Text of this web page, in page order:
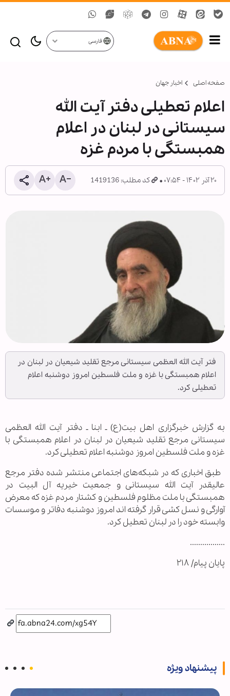
فارسی
صفحه اصلی اخبار جهان
اعلام تعطیلی دفتر آیت الله
سیستانی در لبنان در اعلام
همبستگی با مردم غزه
۲۰ آذر ۱۴۰۲ - ۰۷:۵۴ کد مطلب: 1419136
فتر آیت الله العظمی سیستانی مرجع تقلید شیعیان در لبنان در
اعلام همبستگی با غزه و ملت فلسطین امروز دوشنبه اعلام
تعطیلی کرد.
به گزارش خبرگزاری اهل بیت(ع) ـ ابنا ـ دفتر آیت الله العظمی
سیستانی مرجع تقلید شیعیان در لبنان در اعلام همبستگی با
غزه و ملت فلسطین امروز دوشنبه اعلام تعطیلی کرد.
طبق اخباری که در شبکه‌های اجتماعی منتشر شده دفتر مرجع
عالیقدر آیت الله سیستانی و جمعیت خیریه آل البیت در
همبستگی با ملت مظلوم فلسطین و کشتار مردم غزه که معرض
آوارگی و نسل کشی قرار گرفته اند امروز دوشنبه دفاتر و موسسات
وابسته خود را در لبنان تعطیل کرد.
.................
پایان پیام/ ۲۱۸
پیشنهاد ویژه